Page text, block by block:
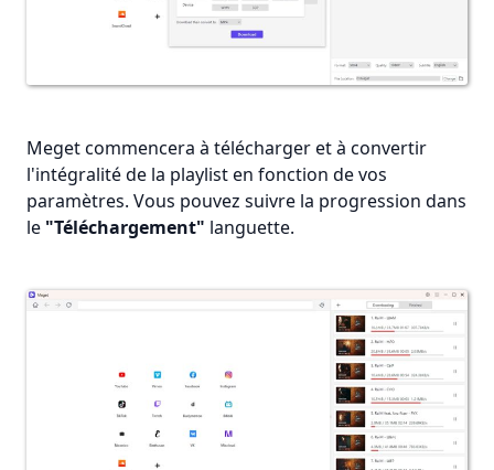
Meget commencera à télécharger et à convertir
l'intégralité de la playlist en fonction de vos
paramètres. Vous pouvez suivre la progression dans
le "Téléchargement" languette.